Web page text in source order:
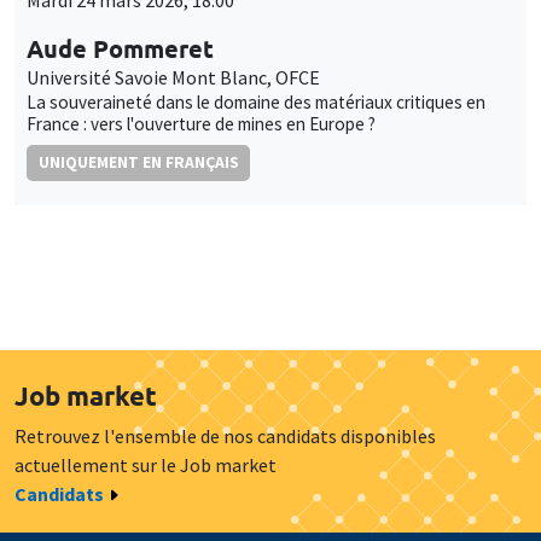
Aude Pommeret
Université Savoie Mont Blanc, OFCE
La souveraineté dans le domaine des matériaux critiques en
France : vers l'ouverture de mines en Europe ?
UNIQUEMENT EN FRANÇAIS
Job market
Retrouvez l'ensemble de nos candidats disponibles
actuellement sur le Job market
Candidats